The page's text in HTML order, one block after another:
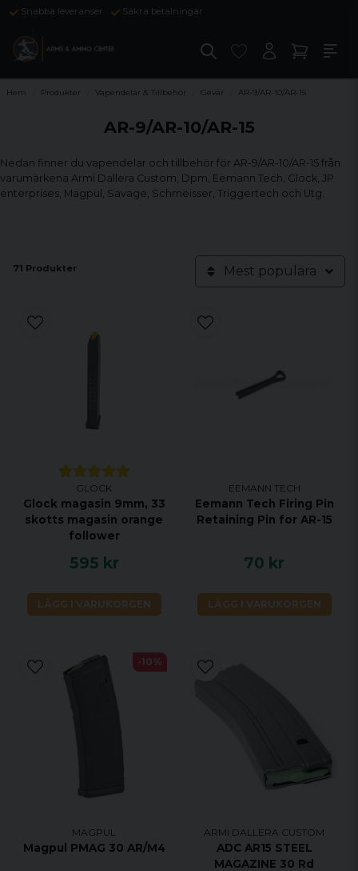
Snabba leveranser Säkra betalningar
Hem Produkter Vapendelar & Tillbehör Gevär AR-9/AR-10/AR-15
AR-9/AR-10/AR-15
Nedan finner du vapendelar och tillbehör för AR-9/AR-10/AR-15 från
varumärkena Armi Dallera Custom, Dpm, Eemann Tech, Glock, JP
enterprises, Magpul, Savage, Schmeisser, Triggertech och Utg.
71 Produkter Mest populära
GLOCK
Glock magasin 9mm, 33
skotts magasin orange
follower
595 kr
LÄGG I VARUKORGEN
EEMANN TECH
Eemann Tech Firing Pin
Retaining Pin for AR-15
70 kr
LÄGG I VARUKORGEN
MAGPUL
Magpul PMAG 30 AR/M4
-10%
ARMI DALLERA CUSTOM
ADC AR15 STEEL
MAGAZINE 30 Rd